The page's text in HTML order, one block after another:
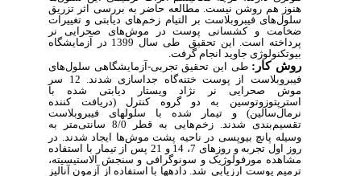
هنوز هم روشن نیست. مطالعه حاضر به بررسی اثر تزریق
سلول‌های فیبروبلاست بر التیام زخم‌های دیابتی و تغییرات
ضخامت و کشسانی پوست در موش‌های صحرایی نر
پرداخته است. این تحقیق
طی سال 1399 در آزمایشگاه
بیوتکنولوژی جاوید انجام گرفت.
روش کار: طی این تحقیق تجربی-آزمایشگاهی سلول‌های
فیبروبلاست از پوست ختنه‌گاه جداسازی شدند. 12 سر
موش‌­ صحرایی نر نژاد ویستار دیابتی شده با
استرپتوزوتوسین به دو گروه کنترل (دریافت کننده
نرمال‌سالین) و تیمار شده با سلول­های فیبروبلاست
تقسیم‌بندی شدند. زخم‌هایی به قطر8/0 سانتی‌متر به
وسیله پانچ­ بیوپسی در ناحیه پشت موش‌ها ایجاد شدند .در
روز اول تجربه و روزهای 7، 14 و 21 پس از تیمار با استفاده
مشاهده مورفولوژیک و سونوگرافی و سنجش الاستیسیته،
ترمیم پوست ارزیابی شد. داده­ها با استفاده از آزمون آنالیز